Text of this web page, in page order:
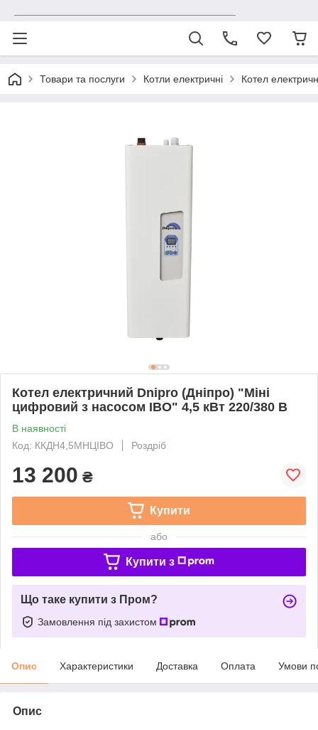
Товари та послуги Котли електричні Котел
Котел електричний Dnipro (Дніпро) "Міні
цифровий з насосом IBO" 4,5 кВт 220/380 В
В наявності
Код: ККДН4,5МНЦІВО
Роздріб
13 200 ₴
Купити
або
Купити з
Що таке купити з Пром?
Замовлення під захистом
Опис Характеристики Доставка Оплата Умови
Опис